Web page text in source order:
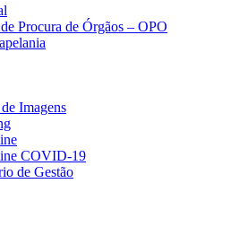
Procura de Órgãos – OPO
Imagens
COVID-19
de Gestão